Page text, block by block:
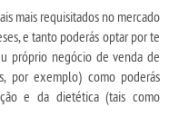
mais requisitados no mercado
e tanto poderás optar por te
próprio negócio de venda de
por exemplo) como poderás
e da dietética (tais como